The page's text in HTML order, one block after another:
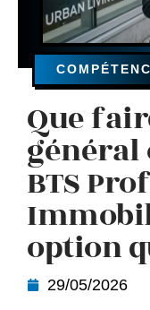
Que
général
BTS
option
29/05/2026